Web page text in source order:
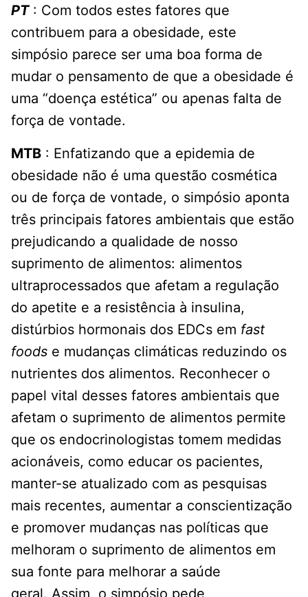
PT: Com todos estes fatores que
contribuem para a obesidade, este
simpósio parece ser uma boa forma de
mudar o pensamento de que a obesidade é
uma “doença estética” ou apenas falta de
força de vontade.
MTB : Enfatizando que a epidemia de
obesidade não é uma questão cosmética
ou de força de vontade, o simpósio aponta
três principais fatores ambientais que estão
prejudicando a qualidade de nosso
suprimento de alimentos: alimentos
ultraprocessados ​​que afetam a regulação
do apetite e a resistência à insulina,
distúrbios hormonais dos EDCs em fast
foods e mudanças climáticas reduzindo os
nutrientes dos alimentos. Reconhecer o
papel vital desses fatores ambientais que
afetam o suprimento de alimentos permite
que os endocrinologistas tomem medidas
acionáveis, como educar os pacientes,
manter-se atualizado com as pesquisas
mais recentes, aumentar a conscientização
e promover mudanças nas políticas que
melhoram o suprimento de alimentos em
sua fonte para melhorar a saúde